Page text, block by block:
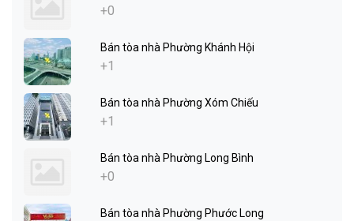
+0
Bán tòa nhà Phường Khánh Hội
+1
Bán tòa nhà Phường Xóm Chiếu
+1
Bán tòa nhà Phường Long Bình
+0
Bán tòa nhà Phường Phước Long